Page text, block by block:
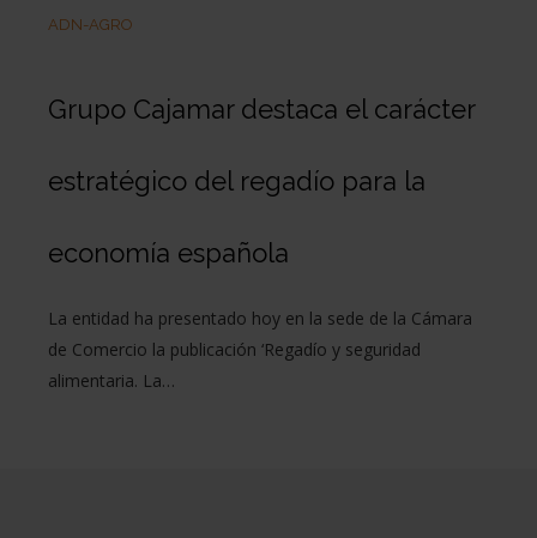
ADN-AGRO
Grupo Cajamar destaca el carácter
estratégico del regadío para la
economía española
La entidad ha presentado hoy en la sede de la Cámara
de Comercio la publicación ‘Regadío y seguridad
alimentaria. La…